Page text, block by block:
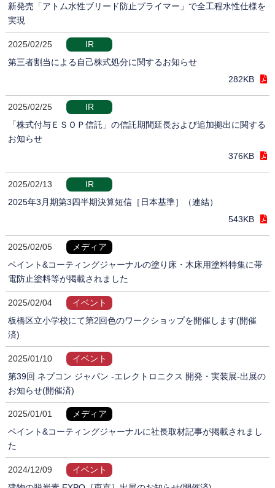
新発売「アトム水性ブリード防止プライマー」で全工程水性仕様を
実現
2025/02/25
IR
第三者割当による自己株式処分に関するお知らせ
282KB
2025/02/25
IR
「株式付与ＥＳＯＰ信託」の信託期間延長および追加拠出に関する
お知らせ
376KB
2025/02/13
IR
2025年3月期第3四半期決算短信［日本基準］（連結）
543KB
2025/02/05
メディア
ペイント&コーティングジャーナルの塗り床・木床用塗料特集に帯
電防止塗料等が掲載されました
2025/02/04
イベント
板橋区立小学校にて第2回色のワークショップを開催します(開催
済)
2025/01/10
イベント
第39回 ネプコン ジャパン -エレクトロニクス 開発・実装展-出展の
お知らせ(開催済)
2025/01/01
メディア
ペイント&コーティングジャーナルに社長取材記事が掲載されまし
た
2024/12/09
イベント